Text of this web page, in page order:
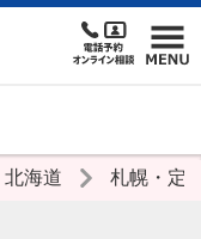
北海道 札幌・定